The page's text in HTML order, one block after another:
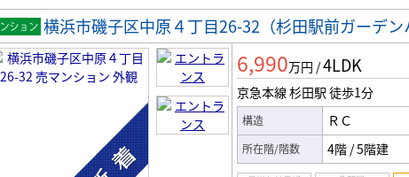
ンシ
横浜市磯子区中原４丁目26-32（杉田駅前ガーデン
6,990万円 /4LDK
京急本線 杉田駅 徒歩1分
構造 ＲＣ
所在階/階数 4階 /5階建